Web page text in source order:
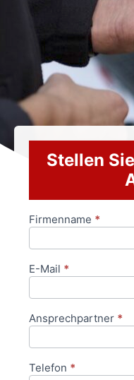
Stellen
Anfrageformular
Firmenname *
E-Mail *
Ansprechpartner *
Telefon *